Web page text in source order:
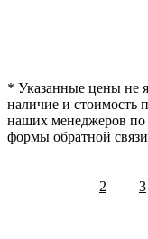
* Указанные цены не
наличие и стоимость
наших менеджеров
формы обратной
2 3